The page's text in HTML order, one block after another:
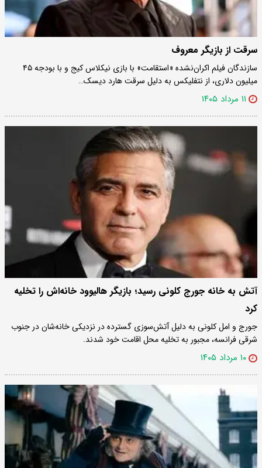
سرقت از بازیگر معروف
سازندگان فیلم اکران‌نشده «استقامت» با بازی نیکلاس کیج و با بودجه ۴۵
میلیون دلاری، از نتفلیکس به دلیل سرقت هارد دیسک…
۱۱ مرداد ۱۴۰۵
آتش به خانه جورج کلونی رسید؛ بازیگر هالیوود خانه‌اش را تخلیه
کرد
جورج و امل کلونی به دلیل آتش‌سوزی گسترده در نزدیکی خانه‌شان در جنوب
شرقی فرانسه، مجبور به تخلیه محل اقامت خود شدند.
۱۰ مرداد ۱۴۰۵